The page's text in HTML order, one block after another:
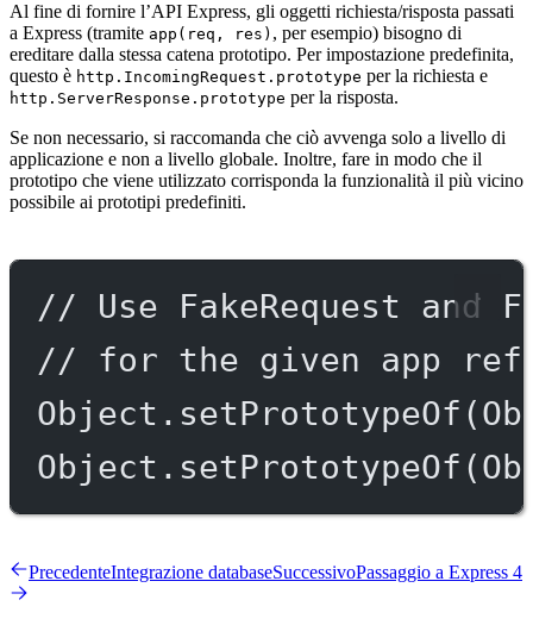
Al fine di fornire l’API Express, gli oggetti richiesta/risposta passati
a Express (tramite app(req, res) , per esempio) bisogno di
ereditare dalla stessa catena prototipo. Per impostazione predefinita,
questo è http.IncomingRequest.prototype per la richiesta e
http.ServerResponse.prototype per la risposta.
Se non necessario, si raccomanda che ciò avvenga solo a livello di
applicazione e non a livello globale. Inoltre, fare in modo che il
prototipo che viene utilizzato corrisponda la funzionalità il più vicino
possibile ai prototipi predefiniti.
// Use FakeRequest and
// for the given app
Object. setPrototypeOf
Object. setPrototypeOf
PrecedenteIntegrazione databaseSuccessivoPassaggio a Express 4